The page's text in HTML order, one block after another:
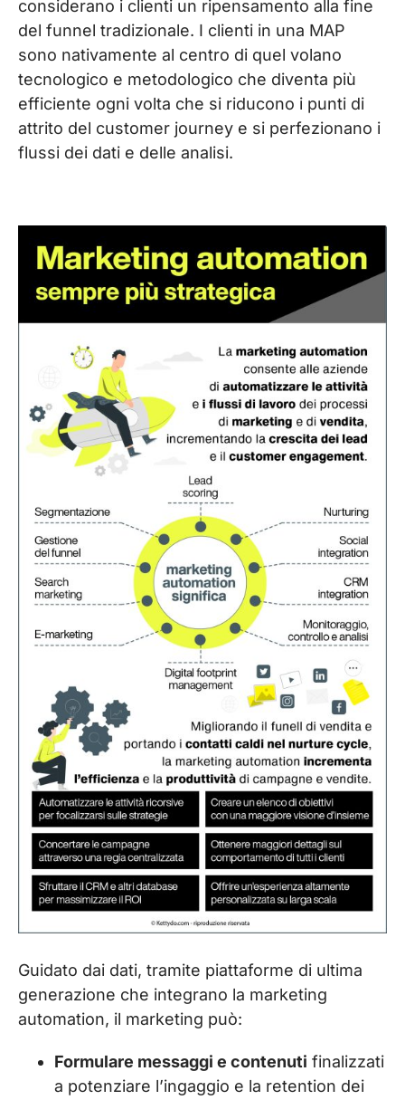
considerano i clienti un ripensamento alla fine
del funnel tradizionale. I clienti in una MAP
sono nativamente al centro di quel volano
tecnologico e metodologico che diventa più
efficiente ogni volta che si riducono i punti di
attrito del customer journey e si perfezionano i
flussi dei dati e delle analisi.
Guidato dai dati, tramite piattaforme di ultima
generazione che integrano la marketing
automation, il marketing può:
Formulare messaggi e contenuti finalizzati
a potenziare l’ingaggio e la retention dei